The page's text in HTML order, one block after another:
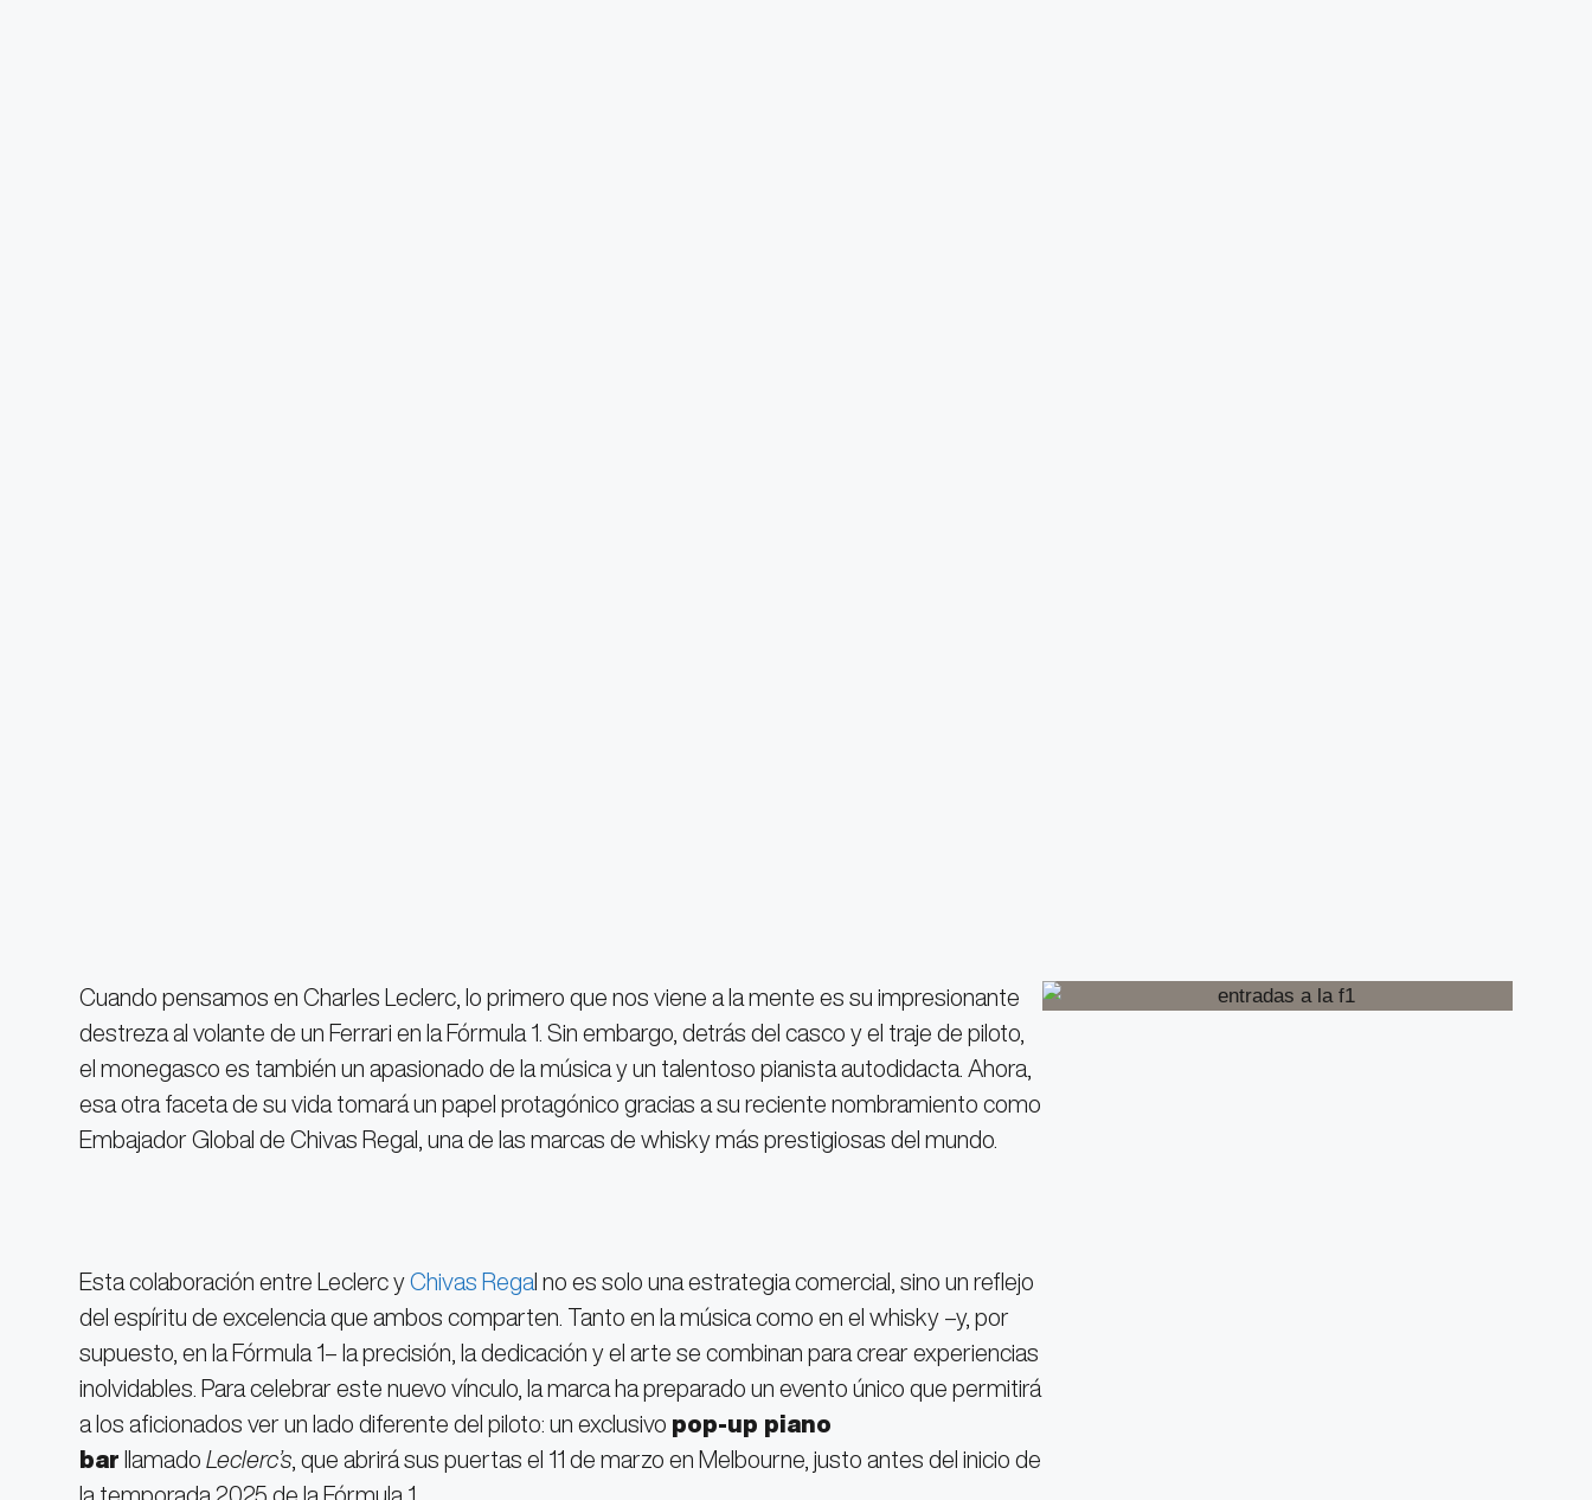
Cuando pensamos en Charles Leclerc, lo primero que nos viene a la mente es su impresionante
destreza al volante de un Ferrari en la Fórmula 1. Sin embargo, detrás del casco y el traje de piloto,
el monegasco es también un apasionado de la música y un talentoso pianista autodidacta. Ahora,
esa otra faceta de su vida tomará un papel protagónico gracias a su reciente nombramiento como
Embajador Global de Chivas Regal, una de las marcas de whisky más prestigiosas del mundo.
Esta colaboración entre Leclerc yChivas Rega l no es solo una estrategia comercial, sino un reflejo
del espíritu de excelencia que ambos comparten. Tanto en la música como en el whisky –y, por
supuesto, en la Fórmula 1– la precisión, la dedicación y el arte se combinan para crear experiencias
inolvidables. Para celebrar este nuevo vínculo, la marca ha preparado un evento único que permitirá
a los aficionados ver un lado diferente del piloto: un exclusivo pop-up piano
bar llamadoLeclerc’s , que abrirá sus puertas el 11 de marzo en Melbourne, justo antes del inicio de
la temporada 2025 de la Fórmula 1.